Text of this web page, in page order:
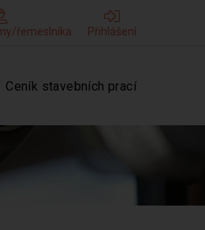
řemeslníka Přihlášení
Ceník stavebních prací